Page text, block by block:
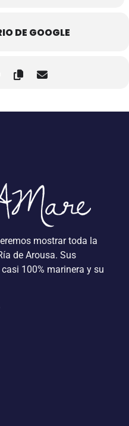
DE GOOGLE
mostrar toda la
de Arousa. Sus
100% marinera y su